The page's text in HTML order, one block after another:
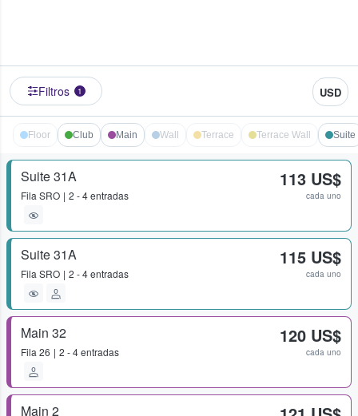
Filtros 1 USD
Floor Club Main Wall Terrace Terrace Wall Suite
Suite 31A
Fila SRO 2 - 4 entradas
113 US$
cada uno
Suite 31A
Fila SRO 2 - 4 entradas
115 US$
cada uno
Main 32
Fila 26 2 - 4 entradas
120 US$
cada uno
Main 2